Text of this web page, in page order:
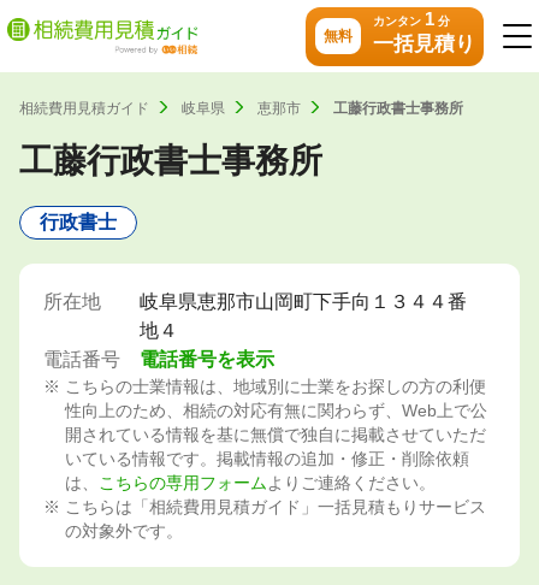
無料
カンタン 1分
一括見積り
相続費用見積ガイド 岐阜県 恵那市 工藤行政書士事務所
工藤行政書士事務所
行政書士
所在地
岐阜県恵那市山岡町下手向１３４４番
地４
電話番号
電話番号を表示
こちらの士業情報は、地域別に士業をお探しの方の利便
性向上のため、相続の対応有無に関わらず、Web上で公
開されている情報を基に無償で独自に掲載させていただ
いている情報です。掲載情報の追加・修正・削除依頼
は、
こちらの専用フォームよりご連絡ください。
こちらは「相続費用見積ガイド」一括見積もりサービス
の対象外です。